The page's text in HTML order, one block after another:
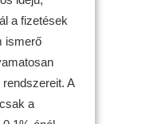
a fizetések
ismerő
A
a